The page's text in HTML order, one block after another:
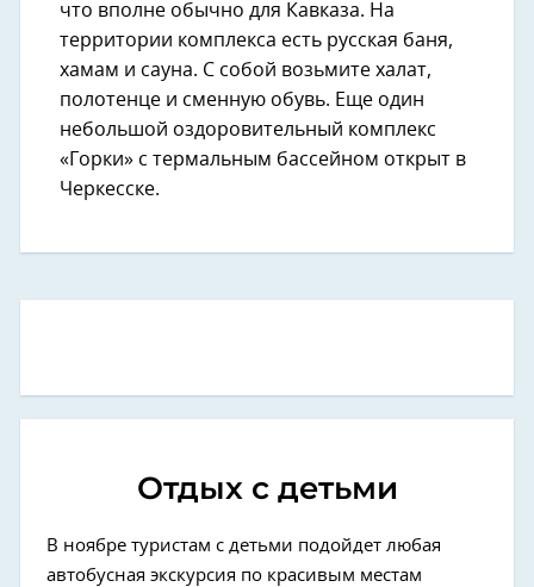
что вполне обычно для Кавказа. На
территории комплекса есть русская баня,
хамам и сауна. С собой возьмите халат,
полотенце и сменную обувь. Еще один
небольшой оздоровительный комплекс
«Горки» с термальным бассейном открыт в
Черкесске.
Отдых с детьми
В ноябре туристам с детьми подойдет любая
автобусная экскурсия по красивым местам